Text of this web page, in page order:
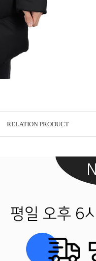
RELATION PRODUCT